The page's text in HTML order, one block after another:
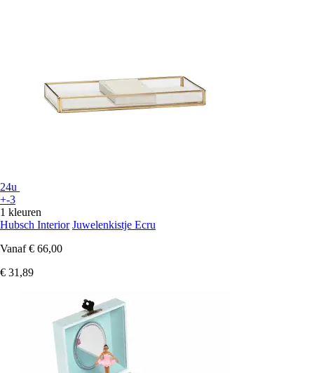
24u
+-3
1 kleuren
Hubsch Interior Juwelenkistje Ecru
Vanaf € 66,00
€ 31,89